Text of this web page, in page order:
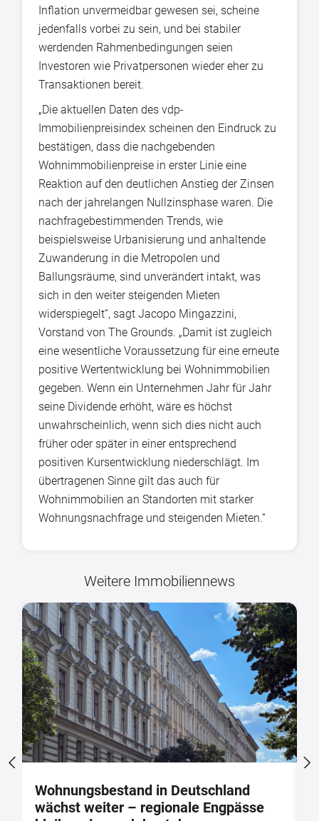
Inflation unvermeidbar gewesen sei, scheine
jedenfalls vorbei zu sein, und bei stabiler
werdenden Rahmenbedingungen seien
Investoren wie Privatpersonen wieder eher zu
Transaktionen bereit.
„Die aktuellen Daten des vdp-
Immobilienpreisindex scheinen den Eindruck zu
bestätigen, dass die nachgebenden
Wohnimmobilienpreise in erster Linie eine
Reaktion auf den deutlichen Anstieg der Zinsen
nach der jahrelangen Nullzinsphase waren. Die
nachfragebestimmenden Trends, wie
beispielsweise Urbanisierung und anhaltende
Zuwanderung in die Metropolen und
Ballungsräume, sind unverändert intakt, was
sich in den weiter steigenden Mieten
widerspiegelt“, sagt Jacopo Mingazzini,
Vorstand von The Grounds. „Damit ist zugleich
eine wesentliche Voraussetzung für eine erneute
positive Wertentwicklung bei Wohnimmobilien
gegeben. Wenn ein Unternehmen Jahr für Jahr
seine Dividende erhöht, wäre es höchst
unwahrscheinlich, wenn sich dies nicht auch
früher oder später in einer entsprechend
positiven Kursentwicklung niederschlägt. Im
übertragenen Sinne gilt das auch für
Wohnimmobilien an Standorten mit starker
Wohnungsnachfrage und steigenden Mieten.“
Weitere Immobiliennews
Wohnungsbestand in Deutschland
wächst weiter – regionale Engpässe